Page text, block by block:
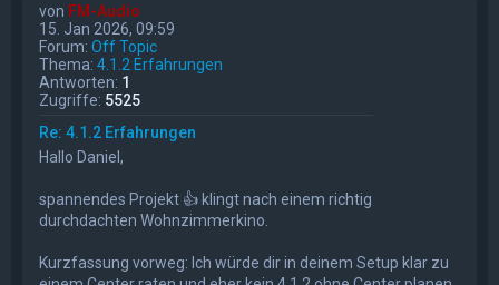
von FM-Audio
15. Jan 2026, 09:59
Forum: Off Topic
Thema: 4.1.2 Erfahrungen
Antworten: 1
Zugriffe: 5525
Re: 4.1.2 Erfahrungen
Hallo Daniel,
spannendes Projekt 👍 klingt nach einem richtig
durchdachten Wohnzimmerkino.
Kurzfassung vorweg: Ich würde dir in deinem Setup klar zu